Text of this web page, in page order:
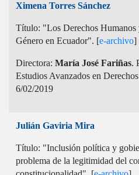
Ximena Torres Sánchez
Título: "Los Derechos Humanos
Género en Ecuador". [e-archivo]
Directora: María José Fariñas.
Estudios Avanzados en
6/02/2019
Julián Gaviria Mira
Título: "Inclusión política y
problema de la legitimidad del